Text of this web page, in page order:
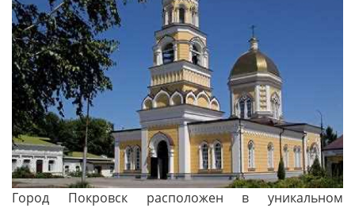
Город Покровск расположен в уникальном